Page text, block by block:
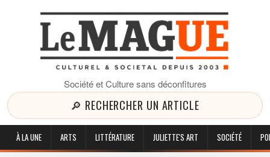
Société et Culture sans déconfitures
🔎 RECHERCHER UN ARTICLE
À LA UNE ARTS LITTÉRATURE JULIETTE'S ART SOCIÉTÉ